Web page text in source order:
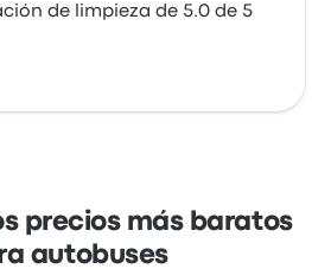
de limpieza de 5.0 de 5
precios más baratos
autobuses